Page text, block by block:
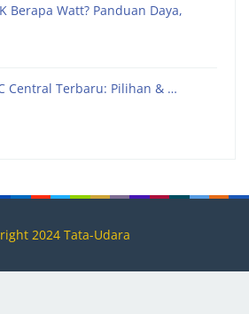
Berapa Watt? Panduan Daya,
Central Terbaru: Pilihan & …
2024 Tata-Udara